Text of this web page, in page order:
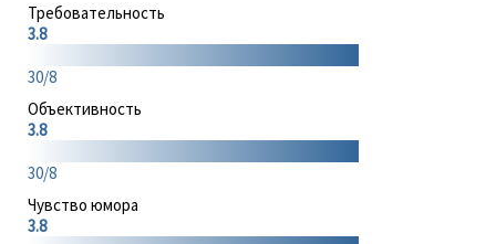
Требовательность
3.8
30/8
Объективность
3.8
30/8
Чувство юмора
3.8